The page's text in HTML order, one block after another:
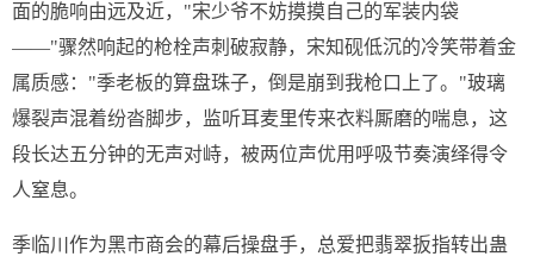
面的脆响由远及近，"宋少爷不妨摸摸自己的军装内袋
——"骤然响起的枪栓声刺破寂静，宋知砚低沉的冷笑带着金
属质感："季老板的算盘珠子，倒是崩到我枪口上了。"玻璃
爆裂声混着纷沓脚步，监听耳麦里传来衣料厮磨的喘息，这
段长达五分钟的无声对峙，被两位声优用呼吸节奏演绎得令
人窒息。
季临川作为黑市商会的幕后操盘手，总爱把翡翠扳指转出蛊